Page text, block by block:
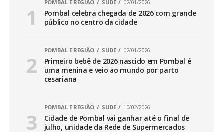
POMBAL E REGIÃO SLIDE 02/01/2026
Pombal celebra chegada de 2026 com grande
público no centro da cidade
POMBAL E REGIÃO SLIDE 02/01/2026
Primeiro bebê de 2026 nascido em Pombal é
uma menina e veio ao mundo por parto
cesariana
POMBAL E REGIÃO SLIDE 10/02/2026
Cidade de Pombal vai ganhar até o final de
julho, unidade da Rede de Supermercados